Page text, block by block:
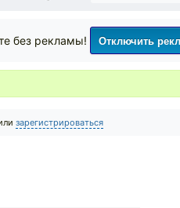
без рекламы! Отключить
зарегистрироваться